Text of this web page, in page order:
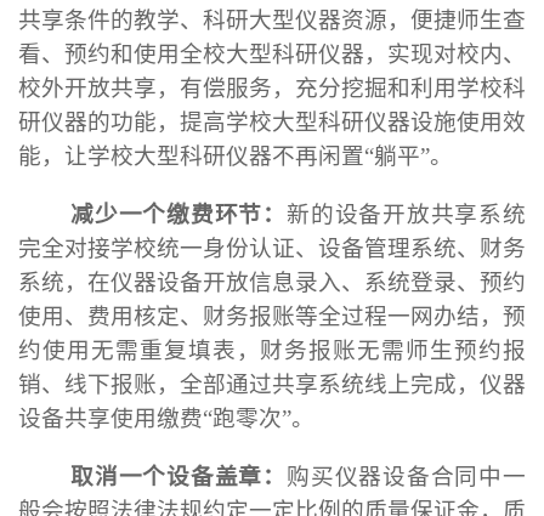
共享条件的教学、科研大型仪器资源，便捷师生查
看、预约和使用全校大型科研仪器，实现对校内、
校外开放共享，有偿服务，充分挖掘和利用学校科
研仪器的功能，提高学校大型科研仪器设施使用效
能，让学校大型科研仪器不再闲置“躺平”。
减少一个缴费环节： 新的设备开放共享系统
完全对接学校统一身份认证、设备管理系统、财务
系统，在仪器设备开放信息录入、系统登录、预约
使用、费用核定、财务报账等全过程一网办结，预
约使用无需重复填表，财务报账无需师生预约报
销、线下报账，全部通过共享系统线上完成，仪器
设备共享使用缴费“跑零次”。
取消一个设备盖章： 购买仪器设备合同中一